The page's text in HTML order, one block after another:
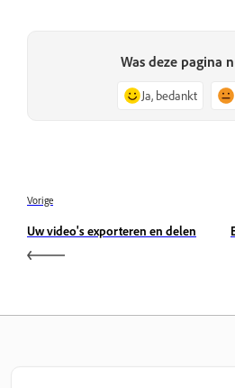
Was deze pagina
Ja, bedankt
Vorige
Uw video's exporteren en delen